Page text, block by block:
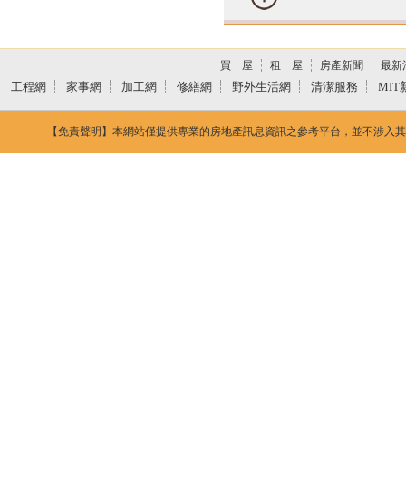
買 屋 租 屋 房產新聞 最新
工程網 家事網 加工網 修繕網 野外生活網 清潔服務 MIT
【免責聲明】本網站僅提供專業的房地產訊息資訊之參考平台，並不涉